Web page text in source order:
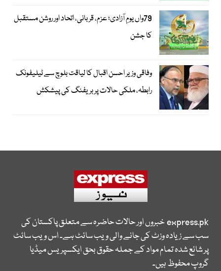
79واں یومِ آزادی؛ عزم، قربانی، اتحاد اور روشن مستقبل
کا جشن
وفاقی وزیر احسن اقبال کا لیاقت بلوچ سے ٹیلیفونک
رابطہ، ملکی حالات پر بریفنگ کی پیشکش
express.pkخبروں اور حالات حاضرہ سے متعلق پاکستان کی
سب سے زیادہ وزٹ کی جانے والی ویب سائٹ ہے۔ اس ویب سائٹ
پر شائع شدہ تمام مواد کے جملہ حقوق بحق ایکسپریس میڈیا
گروپ محفوظ ہیں۔